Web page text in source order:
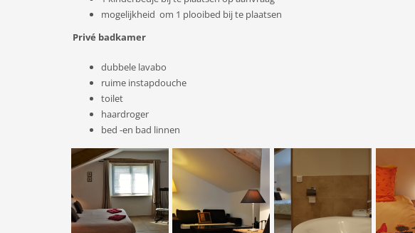
mogelijkheid om 1 plooibed bij te plaatsen
Privé badkamer
dubbele lavabo
ruime instapdouche
toilet
haardroger
bed -en bad linnen